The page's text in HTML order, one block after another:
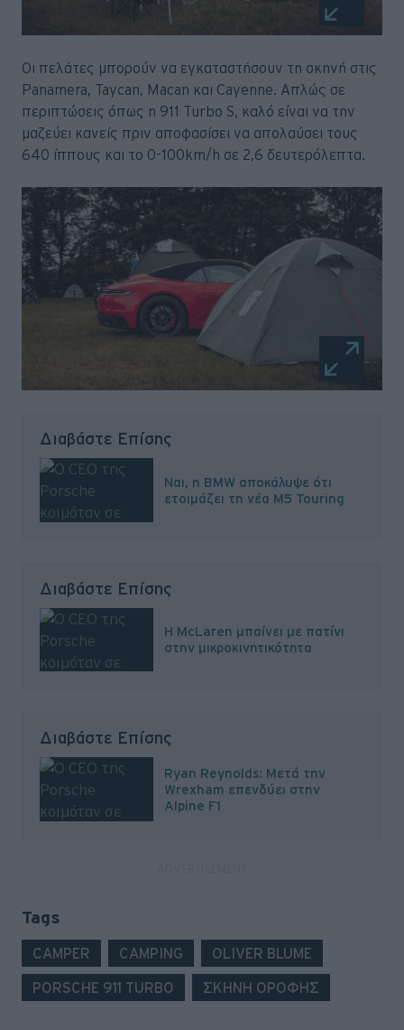
Οι πελάτες μπορούν να εγκαταστήσουν τη σκηνή στις
Panamera, Taycan, Macan και Cayenne. Απλώς σε
περιπτώσεις όπως η 911 Turbo S, καλό είναι να την
μαζεύει κανείς πριν αποφασίσει να απολαύσει τους
640 ίππους και το 0-100km/h σε 2,6 δευτερόλεπτα.
Διαβάστε Επίσης
Ναι, η BMW αποκάλυψε ότι
ετοιμάζει τη νέα M5 Touring
Διαβάστε Επίσης
H McLaren μπαίνει με πατίνι
στην μικροκινητικότητα
Διαβάστε Επίσης
Ryan Reynolds: Μετά την
Wrexham επενδύει στην
Alpine F1
Tags
CAMPER CAMPING OLIVER BLUME
PORSCHE 911 TURBO ΣΚΗΝΗ ΟΡΟΦΗΣ